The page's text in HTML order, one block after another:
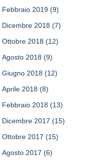
Febbraio 2019 (9)
Dicembre 2018 (7)
Ottobre 2018 (12)
Agosto 2018 (9)
Giugno 2018 (12)
Aprile 2018 (8)
Febbraio 2018 (13)
Dicembre 2017 (15)
Ottobre 2017 (15)
Agosto 2017 (6)